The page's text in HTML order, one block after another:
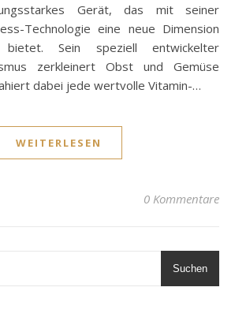
Gerät, das mit seiner
Technologie eine neue Dimension
Sein speziell entwickelter
zerkleinert Obst und Gemüse
dabei jede wertvolle Vitamin-…
WEITERLESEN
0 Kommentare
Suchen